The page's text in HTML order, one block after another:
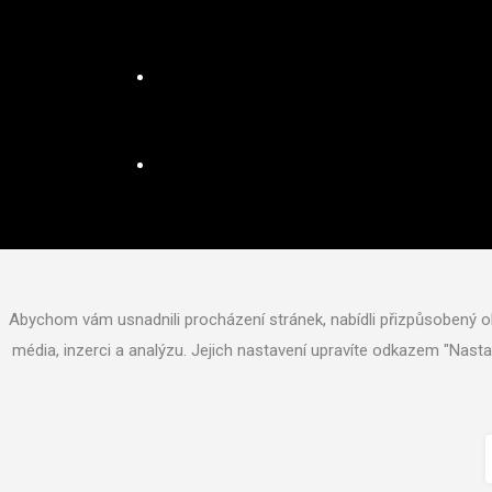
Naučte se čarovat
Jak na to?
Abychom vám usnadnili procházení stránek, nabídli
média, inzerci a analýzu. Jejich nastavení upravíte odkazem